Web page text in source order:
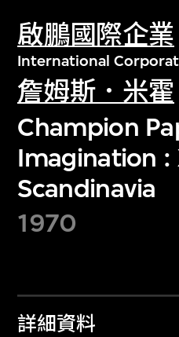
啟鵬國際企業
International
詹姆斯．米霍
Champion
Imagination :
Scandinavia
1970
詳細資料
文化藏品。